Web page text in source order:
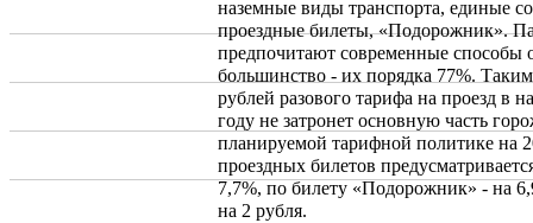
наземные виды транспорта, единые
проездные билеты, «Подорожник».
предпочитают современные способы
большинство - их порядка 77%.
рублей разового тарифа на проезд в
году не затронет основную часть
планируемой тарифной политике на
проездных билетов
7,7%, по билету «Подорожник» - на
на 2 рубля.